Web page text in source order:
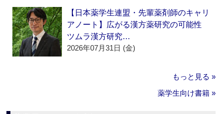
【日本薬学生連盟・先輩薬剤師のキャリ
アノート】広がる漢方薬研究の可能性
ツムラ漢方研究…
2026年07月31日 (金)
もっと見る »
薬学生向け書籍 »